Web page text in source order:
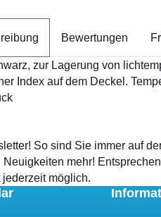
Bewertungen
zur Lagerung von
Index auf dem Deckel.
So sind Sie immer auf
mehr!
möglich.